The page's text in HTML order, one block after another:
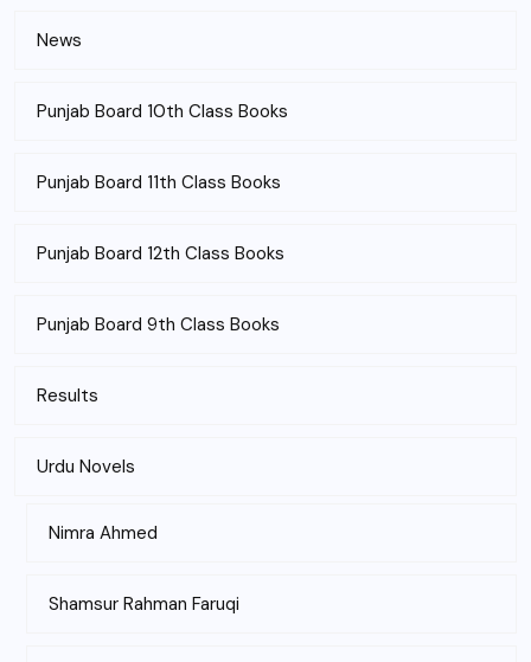
News
Punjab Board 10th Class Books
Punjab Board 11th Class Books
Punjab Board 12th Class Books
Punjab Board 9th Class Books
Results
Urdu Novels
Nimra Ahmed
Shamsur Rahman Faruqi